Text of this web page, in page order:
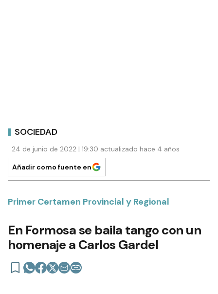
SOCIEDAD
24 de junio de 2022 | 19:30 actualizado hace 4 años
Añadir como fuente en
Primer Certamen Provincial y Regional
En Formosa se baila tango con un
homenaje a Carlos Gardel